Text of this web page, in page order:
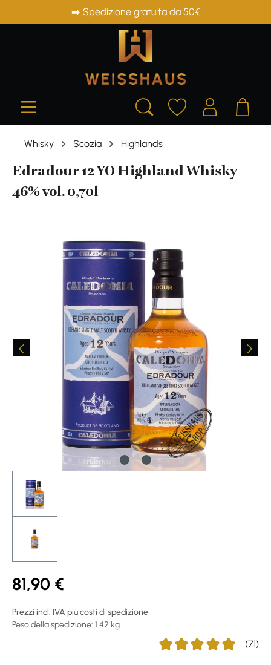
➡️ Spedizione gratuita da 50€
Whisky Scozia Highlands
Edradour 12 YO Highland Whisky
46% vol. 0,70l
81,90 €
Prezzi incl. IVA più costi di spedizione
Peso della spedizione: 1.42 kg
(71)